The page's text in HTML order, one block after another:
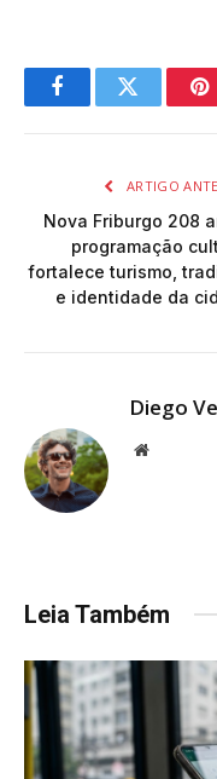
FacebookTwitter
ARTIGO
Nova Friburgo 208
programação
fortalece turismo,
e identidade da
Diego
Website
Leia Também